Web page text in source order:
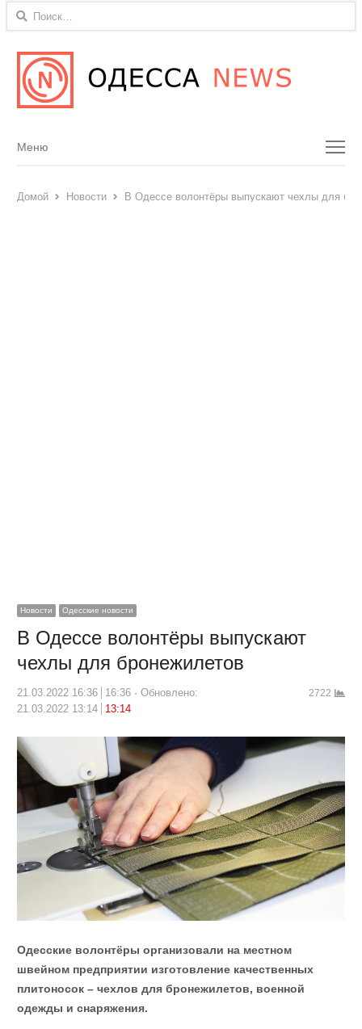
Найти:
Menu
Меню
Домой Новости В Одессе волонтёры выпускают чехлы для
Новости Одесские новости
В Одессе волонтёры выпускают
чехлы для бронежилетов
21.03.2022 16:36 16:36
Обновлено:
21.03.2022 13:14
13:14
2722
Одесские волонтёры организовали на местном
швейном предприятии изготовление качественных
плитоносок – чехлов для бронежилетов, военной
одежды и снаряжения.